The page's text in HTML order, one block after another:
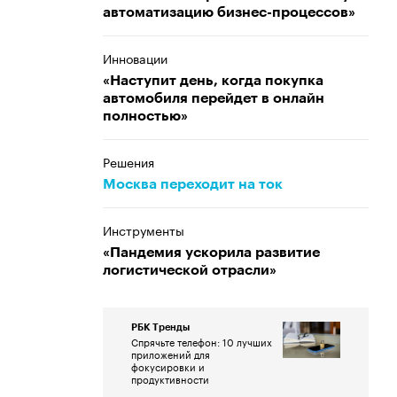
автоматизацию бизнес-процессов»
Инновации
«Наступит день, когда покупка
автомобиля перейдет в онлайн
полностью»
Решения
Москва переходит на ток
Инструменты
«Пандемия ускорила развитие
логистической отрасли»
РБК Тренды
Спрячьте телефон: 10 лучших
приложений для
фокусировки и
продуктивности